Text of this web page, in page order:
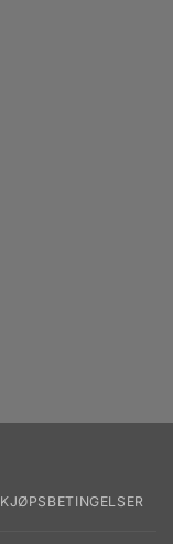
KJØPSBETINGELSER